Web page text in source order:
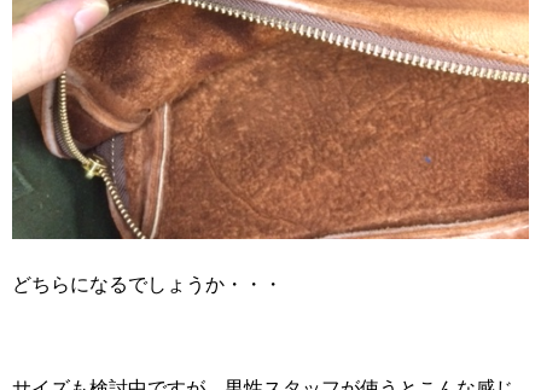
どちらになるでしょうか・・・